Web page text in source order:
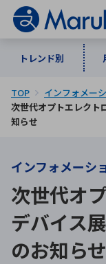
トレンド別
トレン
5G
用途別
監
マーケ
自動車
情報通信
商品別
半導体・電子
計測・測定・表
メーカ
あ行
な行
TOP
インフォメー
次世代オプトエレク
知らせ
インフォメーシ
次世代オ
デバイス
のお知らせ